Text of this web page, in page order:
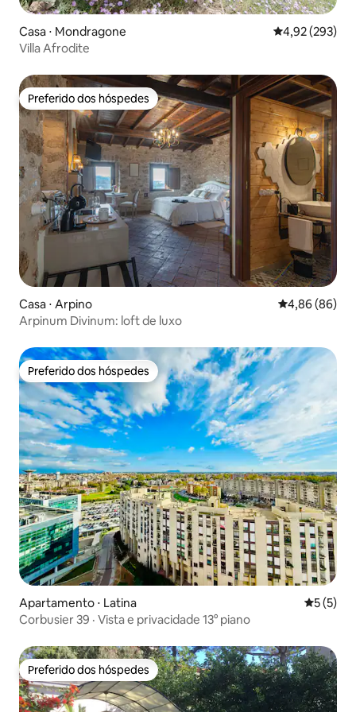
Casa ⋅ Mondragone 4,92 de uma
4,92 (293)
Villa Afrodite
Preferido dos hóspedes
Preferido dos hóspedes
Casa ⋅ Arpino 4,86 de uma
4,86 (86)
Arpinum Divinum: loft de luxo
Preferido dos hóspedes
Preferido dos hóspedes
Apartamento ⋅ Latina 5 de
5 (5)
Corbusier 39 · Vista e privacidade 13° piano
Preferido dos hóspedes
Preferido dos hóspedes